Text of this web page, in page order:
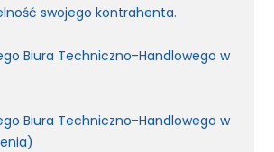
swojego kontrahenta.
Biura Techniczno-Handlowego w
Biura Techniczno-Handlowego w